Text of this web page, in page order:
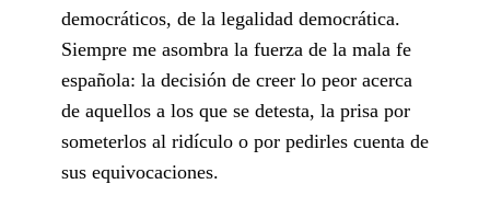
democráticos, de la legalidad democrática.
Siempre me asombra la fuerza de la mala fe
española: la decisión de creer lo peor acerca
de aquellos a los que se detesta, la prisa por
someterlos al ridículo o por pedirles cuenta de
sus equivocaciones.